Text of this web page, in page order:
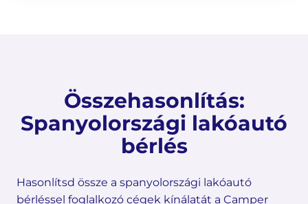
Összehasonlítás:
Spanyolországi lakóautó
bérlés
Hasonlítsd össze a spanyolországi lakóautó
bérléssel foglalkozó cégek kínálatát a Camper